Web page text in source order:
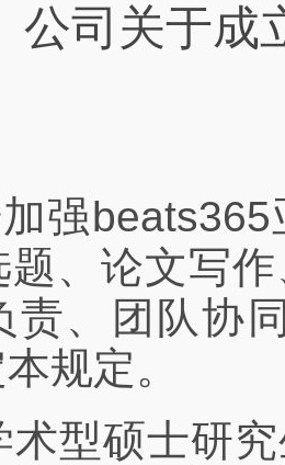
公司关于成
强
题、论文写
责、团队协
规定。
术型硕士研